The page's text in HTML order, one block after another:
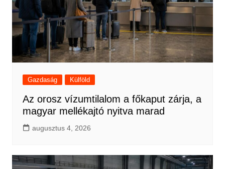
Gazdaság Külföld
Az orosz vízumtilalom a főkaput zárja, a
magyar mellékajtó nyitva marad
augusztus 4, 2026